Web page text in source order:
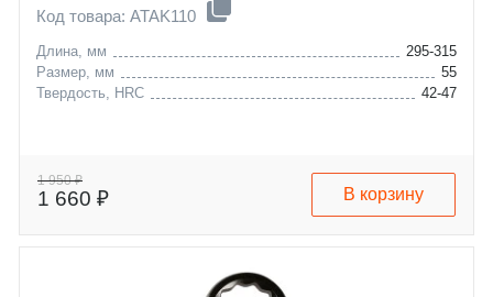
Код товара: ATAK110
Длина, мм
295-315
Размер, мм
55
Твердость, HRC
42-47
1 950 ₽
1 660 ₽ В корзину